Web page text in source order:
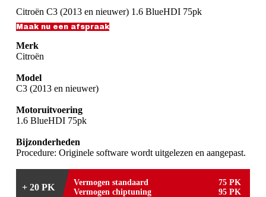
Citroën C3 (2013 en nieuwer) 1.6 BlueHDI 75pk
Maak nu een afspraak
Merk
Citroën
Model
C3 (2013 en nieuwer)
Motoruitvoering
1.6 BlueHDI 75pk
Bijzonderheden
Procedure: Originele software wordt uitgelezen en aangepast.
+ 20 PK Vermogen standaard
75 PK
Vermogen chiptuning
95 PK